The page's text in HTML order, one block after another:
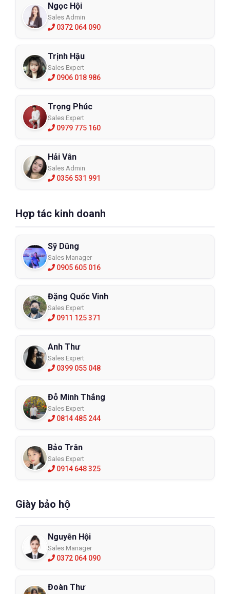
Ngọc Hội
Sales Admin
0372 064 090
Trịnh Hậu
Sales Expert
0906 018 986
Trọng Phúc
Sales Expert
0979 775 160
Hải Vân
Sales Admin
0356 531 991
Hợp tác kinh doanh
Sỹ Dũng
Sales Manager
0905 605 016
Đặng Quốc Vinh
Sales Expert
0911 125 371
Anh Thư
Sales Expert
0399 055 048
Đỗ Minh Thắng
Sales Expert
0814 485 244
Bảo Trân
Sales Expert
0914 648 325
Giày bảo hộ
Nguyễn Hội
Sales Manager
0372 064 090
Đoàn Thư